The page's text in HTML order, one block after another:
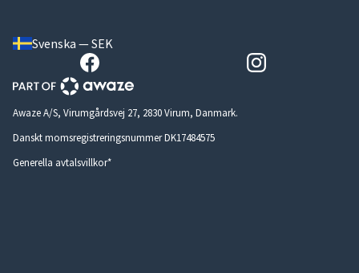
Svenska — SEK
Awaze A/S, Virumgårdsvej 27, 2830 Virum, Danmark.
Danskt momsregistreringsnummer DK17484575
Generella avtalsvillkor*